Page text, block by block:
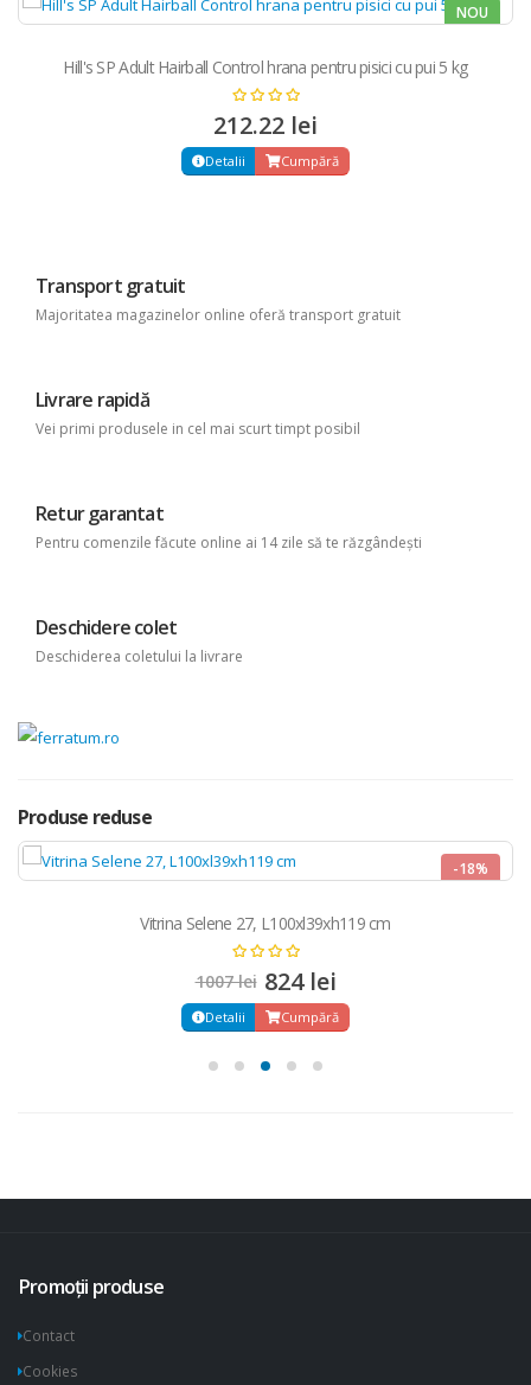
NOU
Hill's SP Adult Hairball Control hrana pentru pisici cu pui 5 kg
212.22 lei
Detalii Cumpără
Transport gratuit
Majoritatea magazinelor online oferă transport gratuit
Livrare rapidă
Vei primi produsele in cel mai scurt timpt posibil
Retur garantat
Pentru comenzile făcute online ai 14 zile să te răzgândești
Deschidere colet
Deschiderea coletului la livrare
Produse reduse
-18%
Vitrina Selene 27, L100xl39xh119 cm
1007 lei 824 lei
Detalii Cumpără
Promoții produse
Contact
Cookies